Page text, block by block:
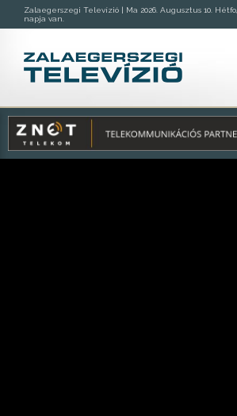
Zalaegerszegi Televízió | Ma 2026. Augusztus 10. Hétfo,
napja van.